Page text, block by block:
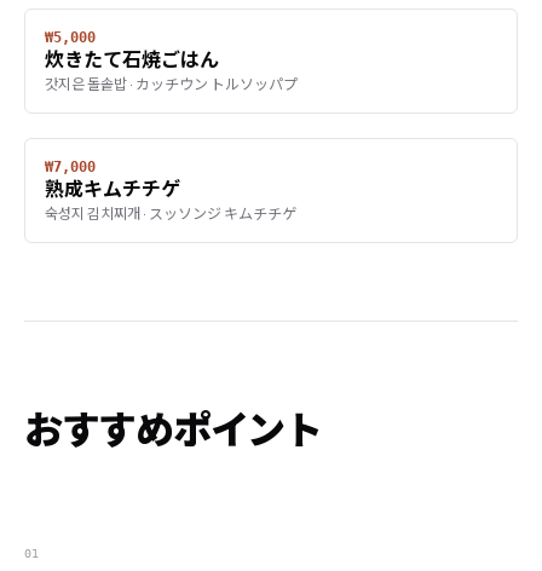
₩5,000
炊きたて石焼ごはん
갓지은 돌솥밥 · カッチウン トルソッパプ
₩7,000
熟成キムチチゲ
숙성지 김치찌개 · スッソンジ キムチチゲ
おすすめポイント
01